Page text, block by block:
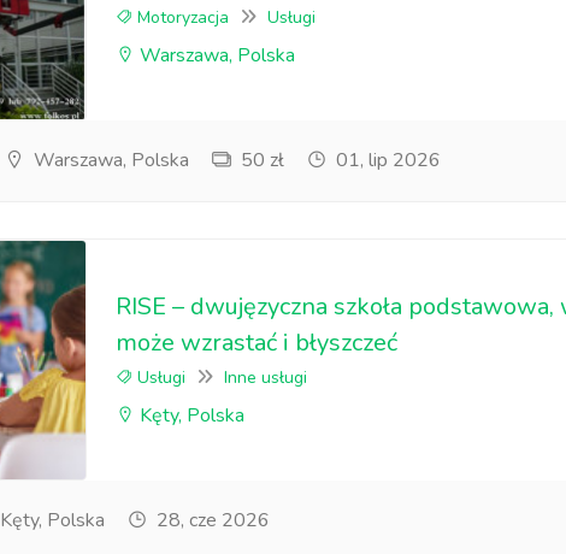
Motoryzacja Usługi
Warszawa, Polska
Warszawa, Polska 50 zł 01, lip 2026
RISE – dwujęzyczna szkoła
może wzrastać i błyszczeć
Usługi Inne usługi
Kęty, Polska
Kęty, Polska 28, cze 2026